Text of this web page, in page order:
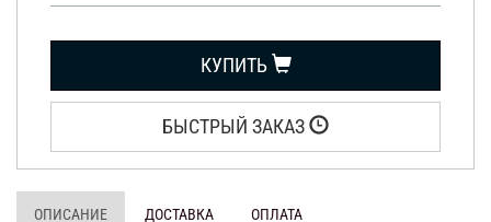
КУПИТЬ
БЫСТРЫЙ ЗАКАЗ
ОПИСАНИЕ ДОСТАВКА ОПЛАТА